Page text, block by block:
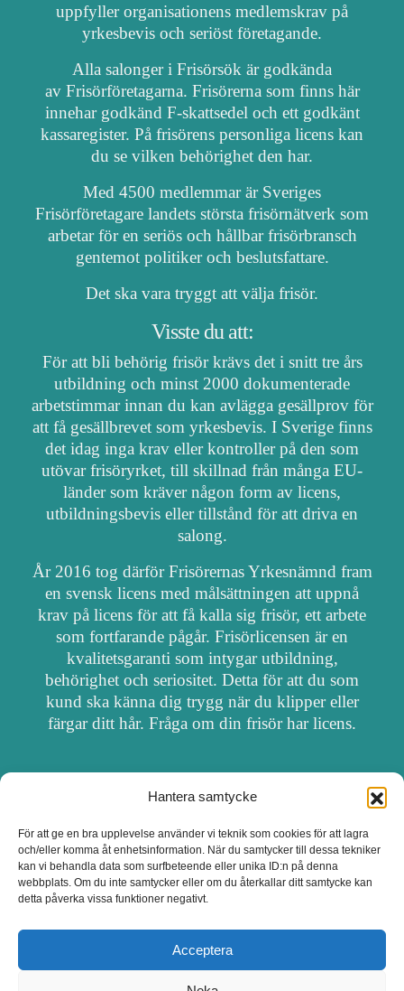
Hantera samtycke
För att ge en bra upplevelse använder vi teknik som cookies för att lagra
och/eller komma åt enhetsinformation. När du samtycker till dessa tekniker
kan vi behandla data som surfbeteende eller unika ID:n på denna
webbplats. Om du inte samtycker eller om du återkallar ditt samtycke kan
detta påverka vissa funktioner negativt.
Acceptera
uppfyller organisationens medlemskrav på
yrkesbevis och seriöst företagande.
Alla salonger i Frisörsök är godkända
av Frisörföretagarna. Frisörerna som finns här
innehar godkänd F-skattsedel och ett godkänt
kassaregister. På frisörens personliga licens kan
du se vilken behörighet den har.
Med 4500 medlemmar är Sveriges
Frisörföretagare landets största frisörnätverk som
arbetar för en seriös och hållbar frisörbransch
gentemot politiker och beslutsfattare.
Det ska vara tryggt att välja frisör.
Visste du att:
För att bli behörig frisör krävs det i snitt tre års
utbildning och minst 2000 dokumenterade
arbetstimmar innan du kan avlägga gesällprov för
att få gesällbrevet som yrkesbevis. I Sverige finns
det idag inga krav eller kontroller på den som
utövar frisöryrket, till skillnad från många EU-
länder som kräver någon form av licens,
utbildningsbevis eller tillstånd för att driva en
salong.
År 2016 tog därför Frisörernas Yrkesnämnd fram
en svensk licens med målsättningen att uppnå
krav på licens för att få kalla sig frisör, ett arbete
som fortfarande pågår. Frisörlicensen är en
kvalitetsgaranti som intygar utbildning,
behörighet och seriositet. Detta för att du som
kund ska känna dig trygg när du klipper eller
färgar ditt hår. Fråga om din frisör har licens.
OM FRISÖRSÖK
UPPDATERA SALONG